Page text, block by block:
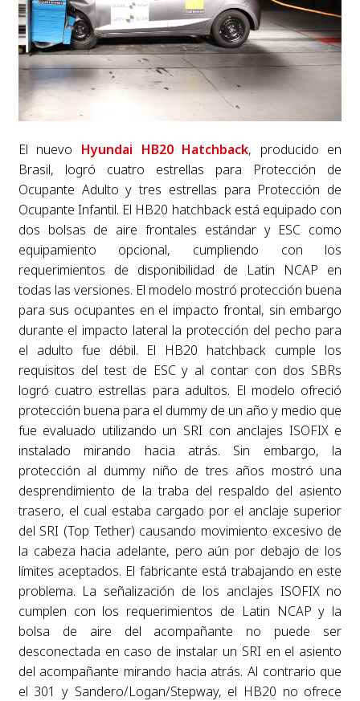
El nuevo Hyundai HB20 Hatchback, producido en
Brasil, logró cuatro estrellas para Protección de
Ocupante Adulto y tres estrellas para Protección de
Ocupante Infantil. El HB20 hatchback está equipado con
dos bolsas de aire frontales estándar y ESC como
equipamiento opcional, cumpliendo con los
requerimientos de disponibilidad de Latin NCAP en
todas las versiones. El modelo mostró protección buena
para sus ocupantes en el impacto frontal, sin embargo
durante el impacto lateral la protección del pecho para
el adulto fue débil. El HB20 hatchback cumple los
requisitos del test de ESC y al contar con dos SBRs
logró cuatro estrellas para adultos. El modelo ofreció
protección buena para el dummy de un año y medio que
fue evaluado utilizando un SRI con anclajes ISOFIX e
instalado mirando hacia atrás. Sin embargo, la
protección al dummy niño de tres años mostró una
desprendimiento de la traba del respaldo del asiento
trasero, el cual estaba cargado por el anclaje superior
del SRI (Top Tether) causando movimiento excesivo de
la cabeza hacia adelante, pero aún por debajo de los
límites aceptados. El fabricante está trabajando en este
problema. La señalización de los anclajes ISOFIX no
cumplen con los requerimientos de Latin NCAP y la
bolsa de aire del acompañante no puede ser
desconectada en caso de instalar un SRI en el asiento
del acompañante mirando hacia atrás. Al contrario que
el 301 y Sandero/Logan/Stepway, el HB20 no ofrece